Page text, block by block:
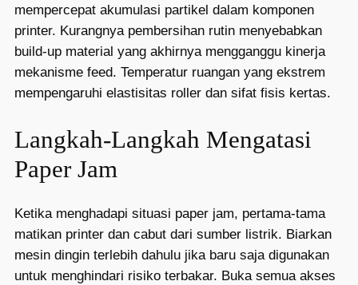
mempercepat akumulasi partikel dalam komponen
printer. Kurangnya pembersihan rutin menyebabkan
build-up material yang akhirnya mengganggu kinerja
mekanisme feed. Temperatur ruangan yang ekstrem
mempengaruhi elastisitas roller dan sifat fisis kertas.
Langkah-Langkah Mengatasi
Paper Jam
Ketika menghadapi situasi paper jam, pertama-tama
matikan printer dan cabut dari sumber listrik. Biarkan
mesin dingin terlebih dahulu jika baru saja digunakan
untuk menghindari risiko terbakar. Buka semua akses